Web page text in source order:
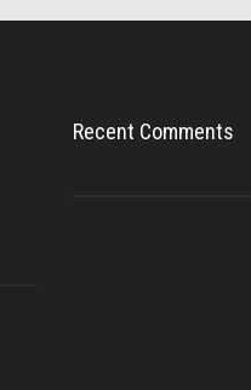
Recent Comments